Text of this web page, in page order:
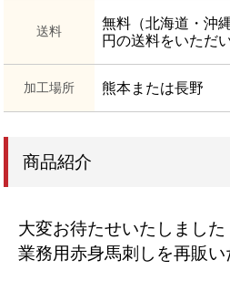
送料
無料（北海道・沖
円の送料をいただ
加工場所 熊本または長野
商品紹介
大変お待たせいたしました
業務用赤身馬刺しを再販い